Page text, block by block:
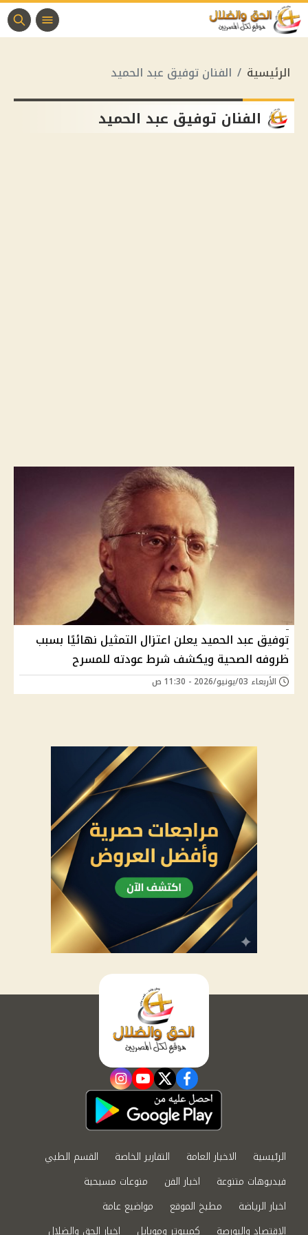
الرئيسية الفنان توفيق عبد الحميد
الفنان توفيق عبد الحميد
توفيق عبد الحميد يعلن اعتزال التمثيل نهائيًا بسبب
ظروفه الصحية ويكشف شرط عودته للمسرح
الأربعاء 03/يونيو/2026 - 11:30 ص
facebook
twitter
youtube
instagram
الرئيسية الاخبار العامة التقارير الخاصة
القسم الطبي
فيديوهات متنوعة
اخبار الفن
منوعات مسيحية
اخبار الرياضة
مطبخ الموقع
مواضيع عامة
الاقتصاد والبورصة
كمبيوتر وموبايل اخبار الحق والضلال